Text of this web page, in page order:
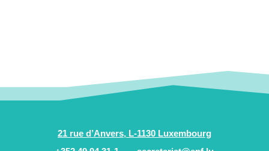
21 rue d’Anvers, L-1130 Luxembourg